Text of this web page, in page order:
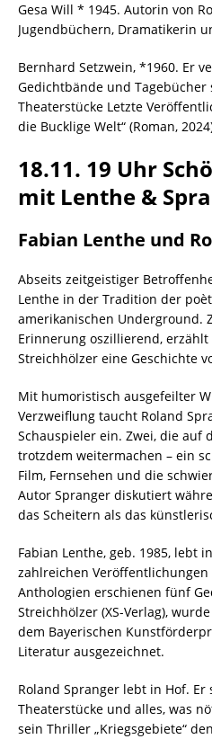
Gesa Will * 1945. Autorin von
Jugendbüchern, Dramatikerin
Bernhard Setzwein, *1960. Er
Gedichtbände und
Theaterstücke Letzte
die Bucklige Welt“ (Roman,
18.11. 19 Uhr
mit Lenthe &
Fabian Lenthe und
Abseits zeitgeistiger
Lenthe in der Tradition der
amerikanischen Underground.
Erinnerung oszillierend,
Streichhölzer eine Geschichte
Mit humoristisch ausgefeilter
Verzweiflung taucht Roland
Schauspieler ein. Zwei, die auf
trotzdem weitermachen – ein
Film, Fernsehen und die
Autor Spranger diskutiert
das Scheitern als das
Fabian Lenthe, geb. 1985, lebt
zahlreichen
Anthologien erschienen fünf
Streichhölzer (XS-Verlag),
dem Bayerischen
Literatur ausgezeichnet.
Roland Spranger lebt in Hof. Er
Theaterstücke und alles, was
sein Thriller „Kriegsgebiete“